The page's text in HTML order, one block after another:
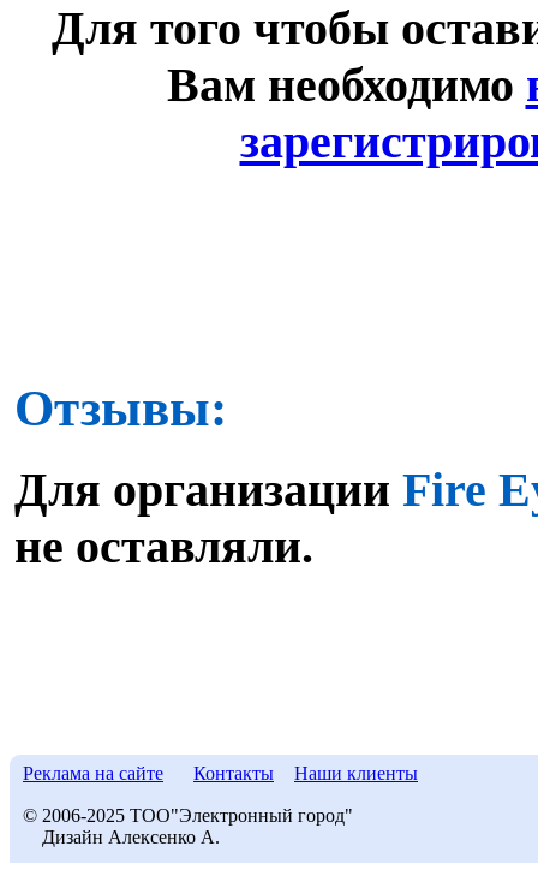
Для того чтобы
Вам необходимо
Отзывы:
Для организации Fire
не оставляли.
Реклама на сайте Контакты Наши клиенты
© 2006-2025 ТОО"Электронный город"
Дизайн Алексенко А.